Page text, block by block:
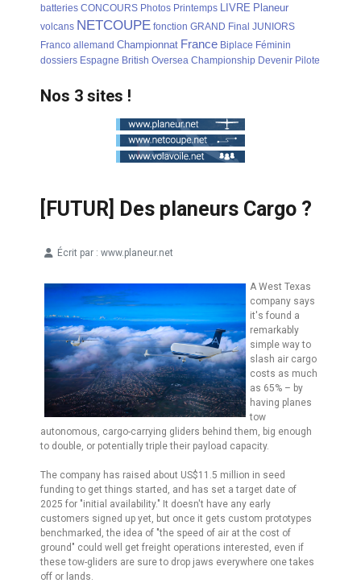
batteries CONCOURS Photos Printemps LIVRE Planeur
volcans NETCOUPE fonction GRAND Final JUNIORS
Franco allemand Championnat France Biplace Féminin
dossiers Espagne British Oversea Championship Devenir Pilote
Nos 3 sites !
[FUTUR] Des planeurs Cargo ?
Écrit par : www.planeur.net
A West Texas
company says
it's found a
remarkably
simple way to
slash air cargo
costs as much
as 65% – by
having planes
tow
autonomous, cargo-carrying gliders behind them, big enough
to double, or potentially triple their payload capacity.
The company has raised about US$11.5 million in seed
funding to get things started, and has set a target date of
2025 for "initial availability." It doesn't have any early
customers signed up yet, but once it gets custom prototypes
benchmarked, the idea of "the speed of air at the cost of
ground" could well get freight operations interested, even if
these tow-gliders are sure to drop jaws everywhere one takes
off or lands.